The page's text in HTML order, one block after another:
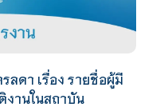
ลดา เรื่อง รายชื่อผู้มี
งานในสถาบัน